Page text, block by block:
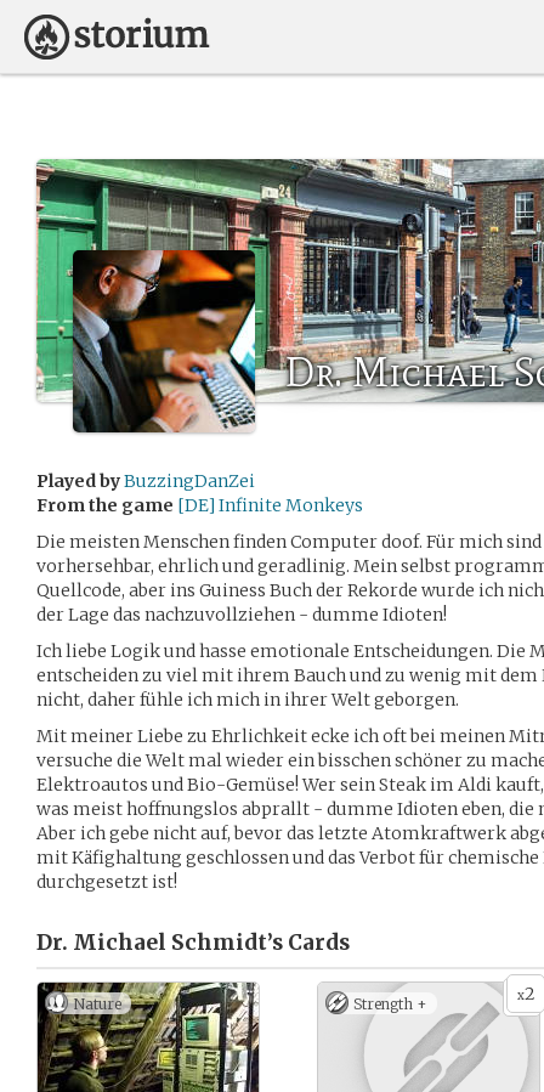
Dr. Michael
Played byBuzzingDanZei
From the game [DE] Infinite Monkeys
Die meisten Menschen finden Computer doof. Für mich sind
vorhersehbar, ehrlich und geradlinig. Mein selbst
Quellcode, aber ins Guiness Buch der Rekorde wurde ich
der Lage das nachzuvollziehen - dumme Idioten!
Ich liebe Logik und hasse emotionale Entscheidungen. Die
entscheiden zu viel mit ihrem Bauch und zu wenig mit dem
nicht, daher fühle ich mich in ihrer Welt geborgen.
Mit meiner Liebe zu Ehrlichkeit ecke ich oft bei meinen
versuche die Welt mal wieder ein bisschen schöner zu
Elektroautos und Bio-Gemüse! Wer sein Steak im Aldi
was meist hoffnungslos abprallt - dumme Idioten eben, die
Aber ich gebe nicht auf, bevor das letzte Atomkraftwerk
mit Käfighaltung geschlossen und das Verbot für
durchgesetzt ist!
Dr. Michael Schmidt’s Cards
Nature x2
Strength +